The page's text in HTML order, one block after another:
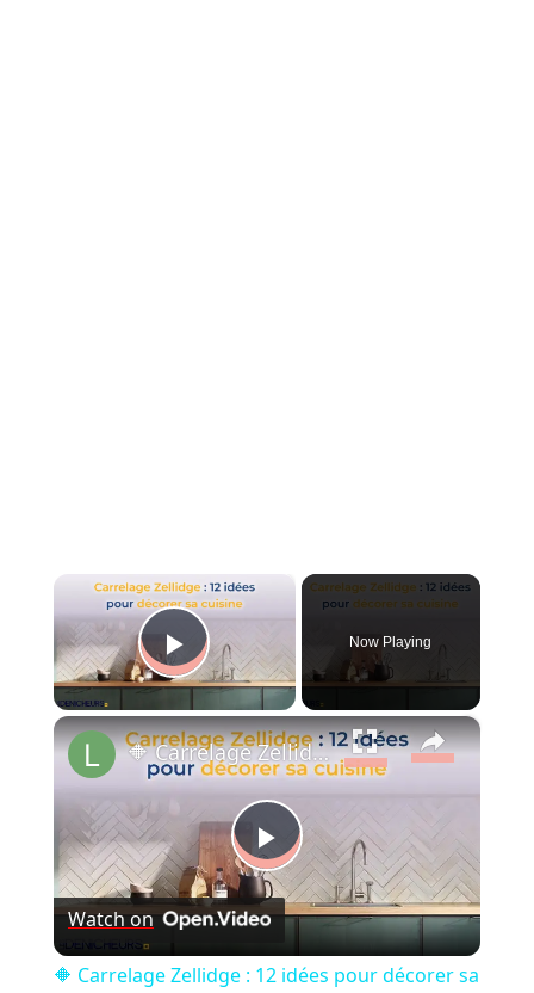
×
Play Video
Now Playing
×
Play
Video
🔶 Carrelage Zellidge : 12 idées pour décorer sa cuisine 💠
Watch on
🔶 Carrelage Zellidge : 12 idées pour décorer sa